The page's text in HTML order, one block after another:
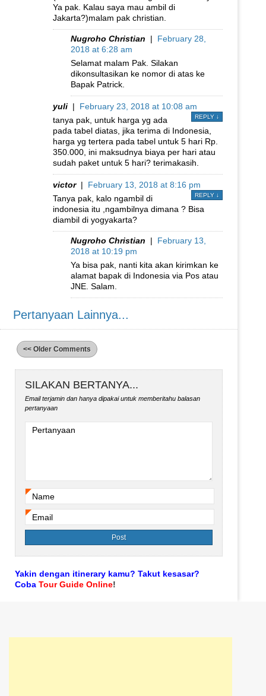
Ya pak. Kalau saya mau ambil di
Jakarta?)malam pak christian.
Nugroho Christian | February 28,
2018 at 6:28 am
Selamat malam Pak. Silakan
dikonsultasikan ke nomor di atas ke
Bapak Patrick.
yuli | February 23, 2018 at 10:08 am
REPLY ↓
tanya pak, untuk harga yg ada
pada tabel diatas, jika terima di Indonesia,
harga yg tertera pada tabel untuk 5 hari Rp.
350.000, ini maksudnya biaya per hari atau
sudah paket untuk 5 hari? terimakasih.
victor| February 13, 2018 at 8:16 pm
REPLY ↓
Tanya pak, kalo ngambil di
indonesia itu ,ngambilnya dimana ? Bisa
diambil di yogyakarta?
Nugroho Christian | February 13,
2018 at 10:19 pm
Ya bisa pak, nanti kita akan kirimkan ke
alamat bapak di Indonesia via Pos atau
JNE. Salam.
Pertanyaan Lainnya...
<< Older Comments
SILAKAN BERTANYA...
Email terjamin dan hanya dipakai untuk memberitahu balasan
pertanyaan
Pertanyaan
Name
Email
Yakin dengan itinerary kamu? Takut kesasar?
Coba Tour Guide Online!